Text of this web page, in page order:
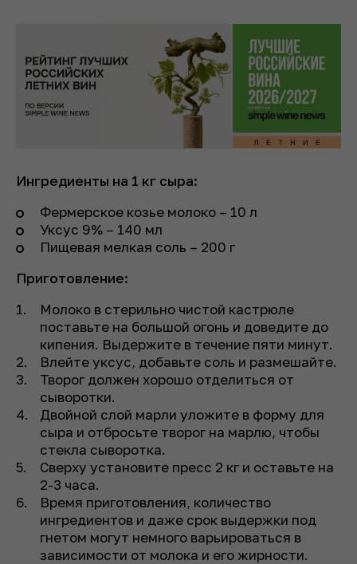
Ингредиенты на 1 кг сыра:
Фермерское козье молоко – 10 л
Уксус 9% – 140 мл
Пищевая мелкая соль – 200 г
Приготовление:
Молоко в стерильно чистой кастрюле
поставьте на большой огонь и доведите до
кипения. Выдержите в течение пяти минут.
Влейте уксус, добавьте соль и размешайте.
Творог должен хорошо отделиться от
сыворотки.
Двойной слой марли уложите в форму для
сыра и отбросьте творог на марлю, чтобы
стекла сыворотка.
Сверху установите пресс 2 кг и оставьте на
2-3 часа.
Время приготовления, количество
ингредиентов и даже срок выдержки под
гнетом могут немного варьироваться в
зависимости от молока и его жирности.